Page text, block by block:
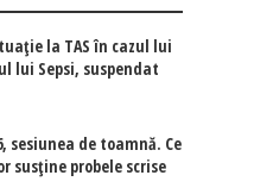
la TAS în cazul lui
lui Sepsi, suspendat
sesiunea de toamnă. Ce
susține probele scrise